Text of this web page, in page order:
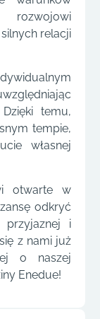
rozwojowi
relacji
temu,
tempie,
własnej
otwarte w
odkryć
i
z nami już
o naszej
Enedue!